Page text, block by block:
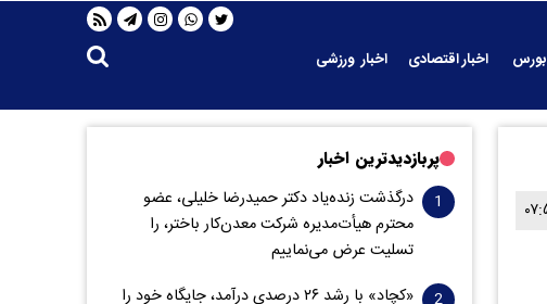
بورس اخبار اقتصادی
اخبار ورزشی
پربازدیدترین اخبار
درگذشت زنده‌یاد دکتر حمیدرضا خلیلی، عضو
محترم هیأت‌مدیره شرکت معدن‌کار باختر، را
تسلیت عرض می‌نماییم
«کچاد» با رشد ۲۶ درصدی درآمد، جایگاه خود را